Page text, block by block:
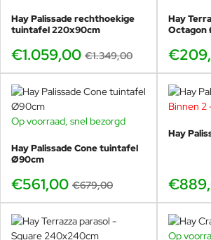
Polyester
te verwijderen.
maken en
spoelen met
zeepresten te
de stoelen
tegen
regen en extreme
beschermhoes.
laagseizoen of
is het
droge, goed
Hay Palissade rechthoekige
tuintafel 220x90cm
€1.059,00 €1.349,00
Hay
Octagon
-17%
Op voorraad, snel bezorgd
Hay Palissade Cone tuintafel
Ø90cm
€561,00 €679,00
Binnen 2
Hay
Op